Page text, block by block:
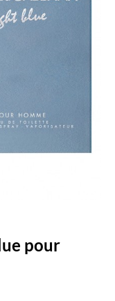
pour